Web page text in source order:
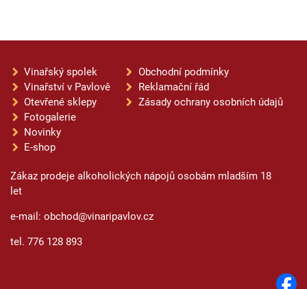
Vinařský spolek
Vinařství v Pavlově
Otevřené sklepy
Fotogalerie
Novinky
E-shop
Obchodní podmínky
Reklamační řád
Zásady ochrany osobních údajů
Zákaz prodeje alkoholických nápojů osobám mladším 18
let
e-mail: obchod@vinaripavlov.cz
tel. 776 128 893